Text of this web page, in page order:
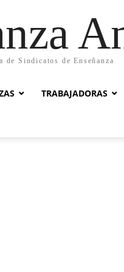
de Sindicatos de Enseñanza
TRABAJADORAS